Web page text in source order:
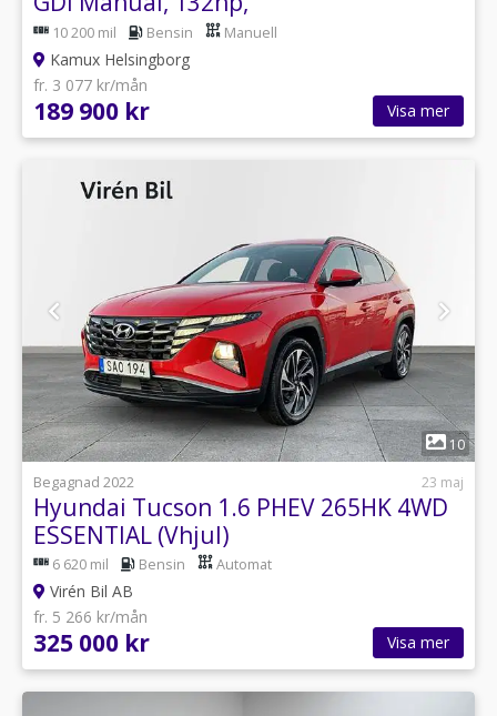
10 200 mil Bensin Manuell
Kamux Helsingborg
fr. 3 077 kr/mån
189 900 kr Visa mer
1
10
Begagnad 2022
23 maj
Hyundai Tucson 1.6 PHEV 265HK 4WD
ESSENTIAL (Vhjul)
6 620 mil Bensin Automat
Virén Bil AB
fr. 5 266 kr/mån
325 000 kr Visa mer